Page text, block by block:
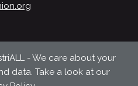
- We care about your
data. Take a look at our